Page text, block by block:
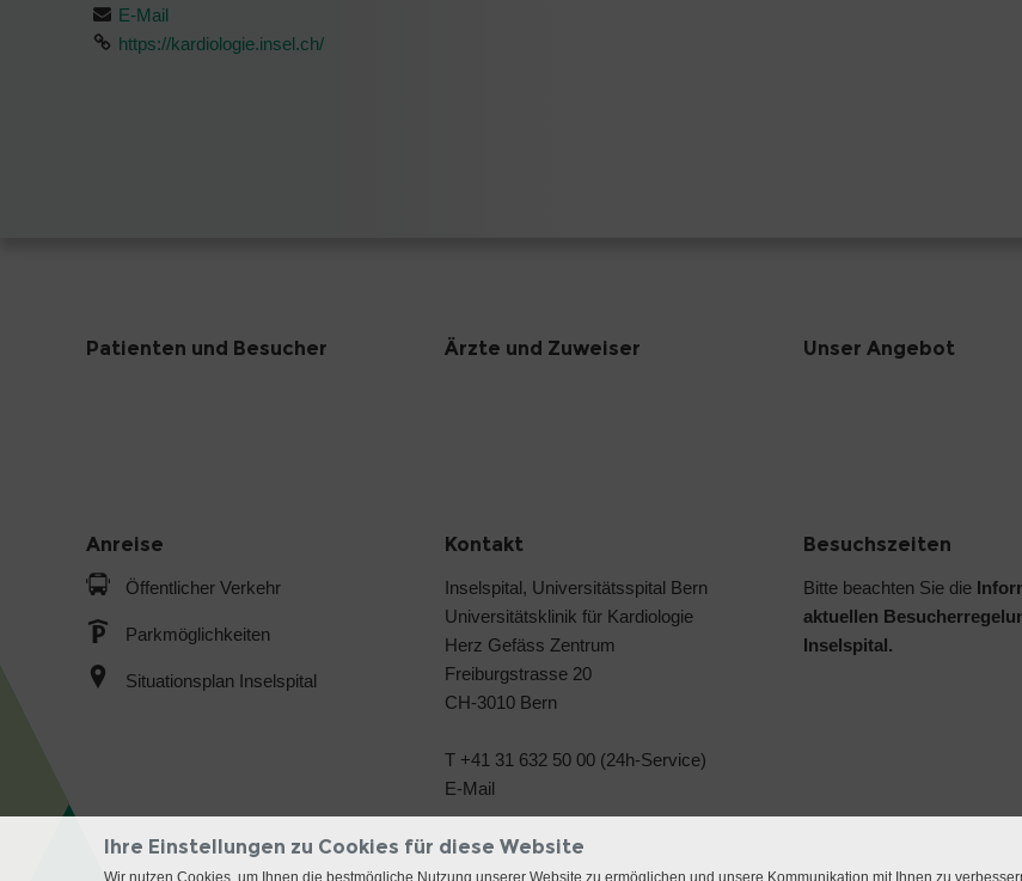
E-Mail
https://kardiologie.insel.ch/
Patienten und Besucher Ärzte und Zuweiser Unser Angebot
Anreise
Öffentlicher Verkehr
Parkmöglichkeiten
Situationsplan Inselspital
Kontakt
Inselspital, Universitätsspital Bern
Universitätsklinik für Kardiologie
Herz Gefäss Zentrum
Freiburgstrasse 20
CH-3010 Bern
T +41 31 632 50 00 (24h-Service)
E-Mail
Besuchszeiten
Bitte beachten Sie die
aktuellen
Inselspital.
Ihre Einstellungen zu Cookies für diese Website
Wir nutzen Cookies, um Ihnen die bestmögliche Nutzung unserer Website zu ermöglichen und unsere Kommunikation mit Ihnen zu